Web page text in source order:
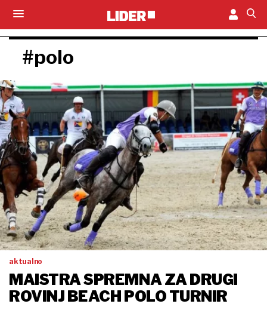
#polo
aktualno
MAISTRA SPREMNA ZA DRUGI
ROVINJ BEACH POLO TURNIR